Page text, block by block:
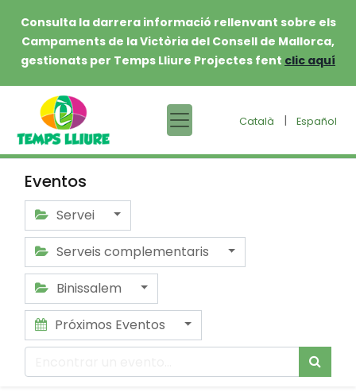
Consulta la darrera informació rellenvant sobre els
Campaments de la Victòria del Consell de Mallorca,
gestionats per Temps Lliure Projectes fent clic aquí
Català | Español
Eventos
Servei
Serveis complementaris
Binissalem
Próximos Eventos